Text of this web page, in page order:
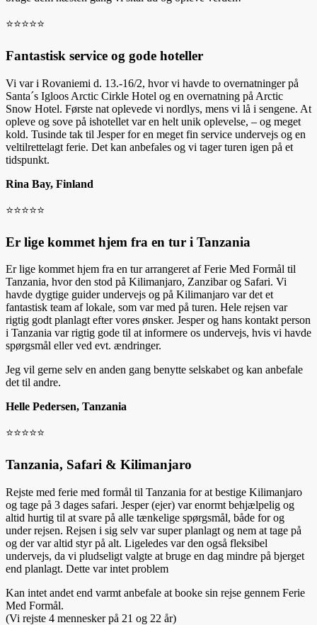
⭐️⭐️⭐️⭐️⭐️
Fantastisk service og gode hoteller
Vi var i Rovaniemi d. 13.-16/2, hvor vi havde to overnatninger på
Santa´s Igloos Arctic Cirkle Hotel og en overnatning på Arctic
Snow Hotel. Første nat oplevede vi nordlys, mens vi lå i sengene. At
opleve og sove på ishotellet var en helt unik oplevelse, – og meget
kold. Tusinde tak til Jesper for en meget fin service undervejs og en
veltilrettelagt ferie. Det kan anbefales og vi tager turen igen på et
tidspunkt.
Rina Bay, Finland
⭐️⭐️⭐️⭐️⭐️
Er lige kommet hjem fra en tur i Tanzania
Er lige kommet hjem fra en tur arrangeret af Ferie Med Formål til
Tanzania, hvor den stod på Kilimanjaro, Zanzibar og Safari. Vi
havde dygtige guider undervejs og på Kilimanjaro var det et
fantastisk team af lokale, som var med på turen. Hele rejsen var
rigtig godt planlagt efter vores ønsker. Jesper og hans kontakt person
i Tanzania var rigtig gode til at informere os undervejs, hvis vi havde
spørgsmål eller ved evt. ændringer.
Jeg vil gerne selv en anden gang benytte selskabet og kan anbefale
det til andre.
Helle Pedersen, Tanzania
⭐️⭐️⭐️⭐️⭐️
Tanzania, Safari & Kilimanjaro
Rejste med ferie med formål til Tanzania for at bestige Kilimanjaro
og tage på 3 dages safari. Jesper (ejer) var enormt behjælpelig og
altid hurtig til at svare på alle tænkelige spørgsmål, både for og
under rejsen. Rejsen i sig selv var super planlagt og nem at tage på
og der var altid styr på alt. Ligeledes var den også fleksibel
undervejs, da vi pludseligt valgte at bruge en dag mindre på bjerget
end planlagt. Dette var intet problem
Kan intet andet end varmt anbefale at booke sin rejse gennem Ferie
Med Formål.
(Vi rejste 4 mennesker på 21 og 22 år)